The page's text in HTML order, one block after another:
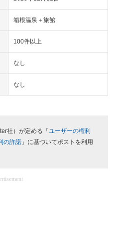
箱根温泉＋旅館
100件以上
なし
なし
社）が定める「 ユーザーの権利
の許諾 」に基づいてポストを利用